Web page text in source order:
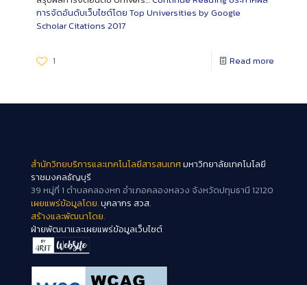
การจัดอันดับเว็บไซต์โดย Top Universities by Google
Scholar Citations 2017
1 Read more
สำนักวิทยบริการและเทคโนโลยีสารสนเทศมหาวิทยาลัยเทคโนโลยี
ราชมงคลธัญบุรี
39 หมู่ที่ 1 ตำบลคลองหก อำเภอคลองหลวง จังหวัดปทุมธานี 12120
เผยแพร่ข้อมูลโดย.บุคลากร สวส.
สร้างและพัฒนาโดย.
ฝ่ายพัฒนาและเผยแพร่ข้อมูลเว็บไซต์